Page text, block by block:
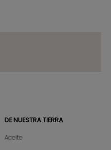
DE NUESTRA TIERRA
Aceite